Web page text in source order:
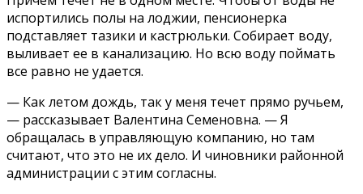
испортились полы на лоджии, пенсионерка
подставляет тазики и кастрюльки. Собирает воду,
выливает ее в канализацию. Но всю воду поймать
все равно не удается.
— Как летом дождь, так у меня течет прямо ручьем,
— рассказывает Валентина Семеновна. — Я
обращалась в управляющую компанию, но там
считают, что это не их дело. И чиновники районной
администрации с этим согласны.